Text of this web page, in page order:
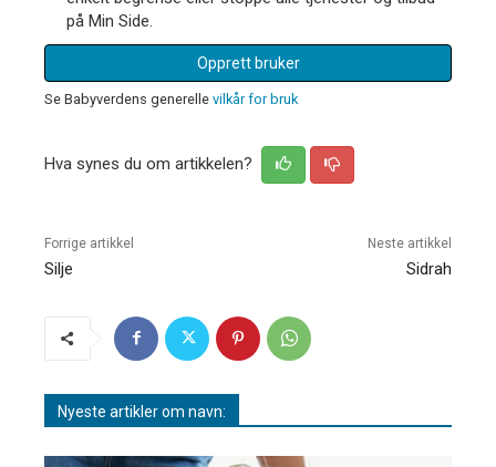
på Min Side.
Opprett bruker
Se Babyverdens generelle vilkår for bruk
Hva synes du om artikkelen?
Forrige artikkel
Silje
Neste artikkel
Sidrah
Nyeste artikler om navn: